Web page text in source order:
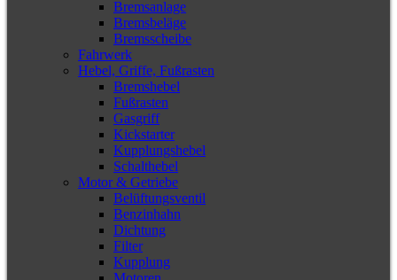
Bremsanlage
Bremsbeläge
Bremsscheibe
Fahrwerk
Hebel, Griffe, Fußrasten
Bremshebel
Fußrasten
Gasgriff
Kickstarter
Kupplungshebel
Schalthebel
Motor & Getriebe
Belüftungsventil
Benzinhahn
Dichtung
Filter
Kupplung